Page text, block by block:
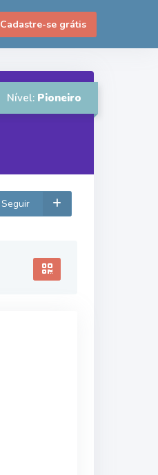
Cadastre-se grátis
Nível: Pioneiro
Seguir